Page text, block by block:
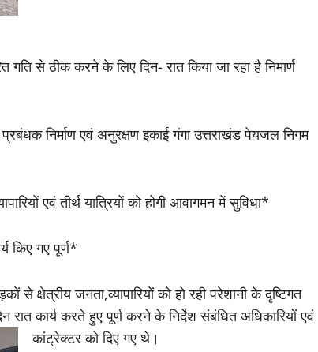
से ठीक करने के लिए दिन- रात किया जा रहा है निमार्ण
प्रबंधक निर्माण एवं अनुरक्षण इकाई गंगा उत्तराखंड पेयजल निगम
एवं तीर्थ यात्रियों को होगी आवागमन में सुविधा*
किए गए पूर्ण*
क्षेत्रीय जनता,व्यापारियों को हो रही परेशानी के दृष्टिगत
रात कार्य करते हुए पूर्ण करने के निर्देश संबंधित अधिकारियों एवं
कांट्रेक्टर को दिए गए थे।